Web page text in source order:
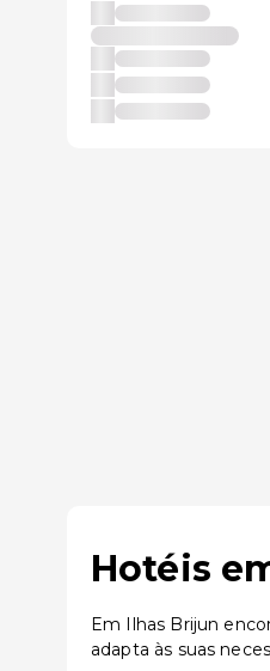
Hotéis
Em Ilhas Brijun
adapta às suas